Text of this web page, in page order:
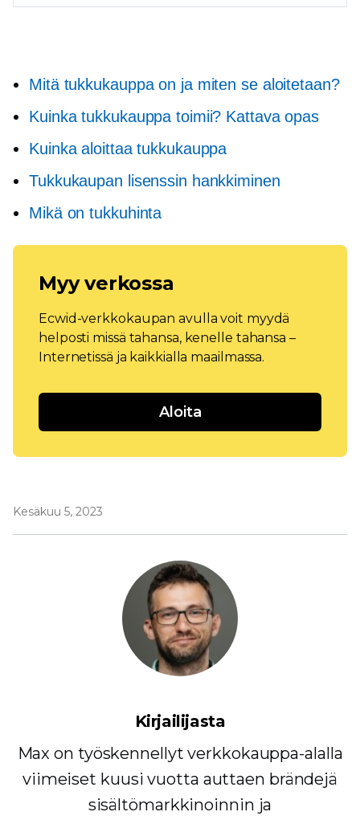
Mitä tukkukauppa on ja miten se aloitetaan?
Kuinka tukkukauppa toimii? Kattava opas
Kuinka aloittaa tukkukauppa
Tukkukaupan lisenssin hankkiminen
Mikä on tukkuhinta
Myy verkossa
Ecwid-verkkokaupan avulla voit myydä
helposti missä tahansa, kenelle tahansa –
Internetissä ja kaikkialla maailmassa.
Aloita
Kesäkuu 5, 2023
Kirjailijasta
Max on työskennellyt verkkokauppa-alalla
viimeiset kuusi vuotta auttaen brändejä
sisältömarkkinoinnin ja